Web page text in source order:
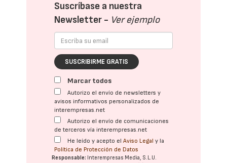
Suscríbase a nuestra
Newsletter - Ver ejemplo
SUSCRIBIRME GRATIS
Marcar todos
Autorizo el envío de newsletters y
avisos informativos personalizados de
interempresas.net
Autorizo el envío de comunicaciones
de terceros vía interempresas.net
He leído y acepto elAviso Legal y la
Política de Protección de Datos
Responsable: Interempresas Media, S.L.U.